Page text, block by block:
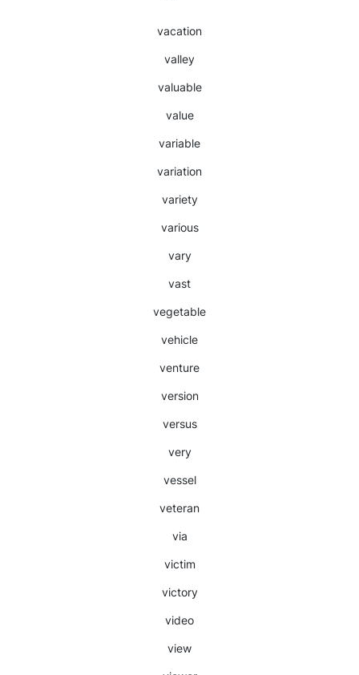
vacation
valley
valuable
value
variable
variation
variety
various
vary
vast
vegetable
vehicle
venture
version
versus
very
vessel
veteran
via
victim
victory
video
view